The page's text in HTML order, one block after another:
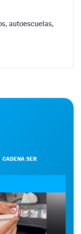
autoescuelas,
CADENA SER